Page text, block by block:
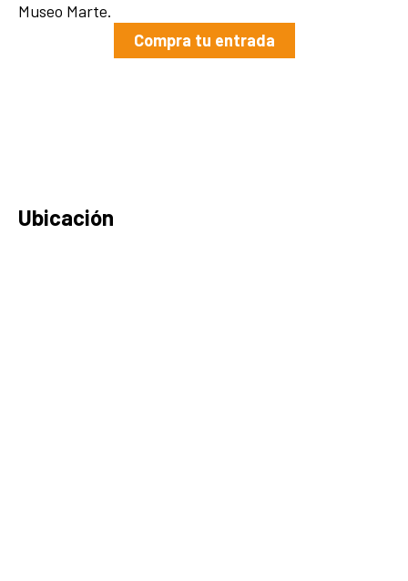
Museo Marte.
Compra tu entrada
Ubicación